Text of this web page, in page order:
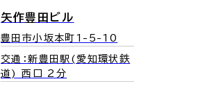
矢作豊田ビル
豊田市小坂本町1-5-10
交通：新豊田駅(愛知環状鉄
道) 西口 2分